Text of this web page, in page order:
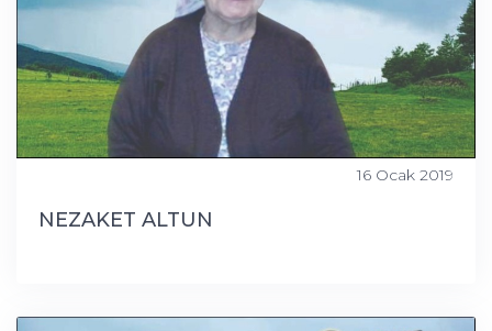
16 Ocak 2019
NEZAKET ALTUN